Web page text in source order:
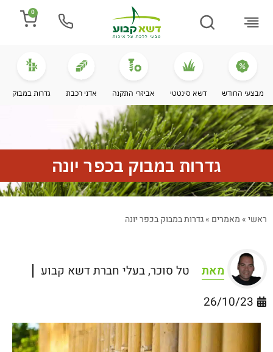
0
מבצעי החודש דשא סינטטי אביזרי התקנה אדני רכבת גדרות במבוק
גדרות במבוק בכפר יונה
ראשי»מאמרים »גדרות במבוק בכפר יונה
מאת
טל סוכר, בעלי חברת דשא קבוע
26/10/23